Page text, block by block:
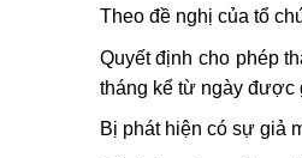
Theo đề nghị của tổ
Quyết định cho phép
tháng kể từ ngày được
Bị phát hiện có sự giả